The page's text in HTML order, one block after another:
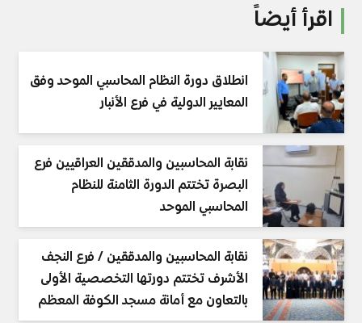
اقرأ أيضاً
انطلاق دورة النظام المحاسبي الموحد وفق
المعايير الدولية في فرع الأنبار
نقابة المحاسبين والمدققين العراقيين فرع
البصرة تختتم الدورة الثامنة للنظام
المحاسبي الموحد
نقابة المحاسبين والمدققين / فرع النجف
الأشرف تختتم دورتها التخصصية الأولى
بالتعاون مع أمانة مسجد الكوفة المعظم